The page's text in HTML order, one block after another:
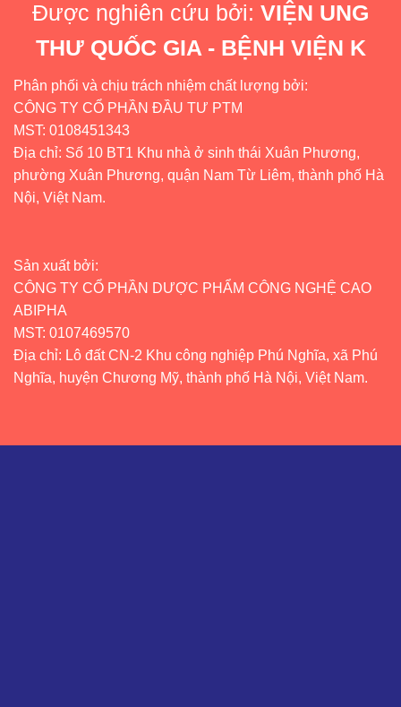
Được nghiên cứu bởi: VIỆN UNG
THƯ QUỐC GIA - BỆNH VIỆN K
Phân phối và chịu trách nhiệm chất lượng bởi:
CÔNG TY CỔ PHẦN ĐẦU TƯ PTM
MST: 0108451343
Địa chỉ: Số 10 BT1 Khu nhà ở sinh thái Xuân Phương,
phường Xuân Phương, quận Nam Từ Liêm, thành phố Hà
Nội, Việt Nam.
Sản xuất bởi:
CÔNG TY CỔ PHẦN DƯỢC PHẨM CÔNG NGHỆ CAO
ABIPHA
MST: 0107469570
Địa chỉ: Lô đất CN-2 Khu công nghiệp Phú Nghĩa, xã Phú
Nghĩa, huyện Chương Mỹ, thành phố Hà Nội, Việt Nam.